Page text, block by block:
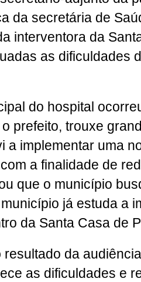
da secretária de
interventora da
as dificuldades
do hospital
prefeito, trouxe
a implementar uma
a finalidade de
que o município
já estuda a
da Santa Casa de
da
as dificuldades e